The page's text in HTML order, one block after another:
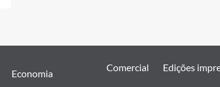
Economia
Comercial Edições